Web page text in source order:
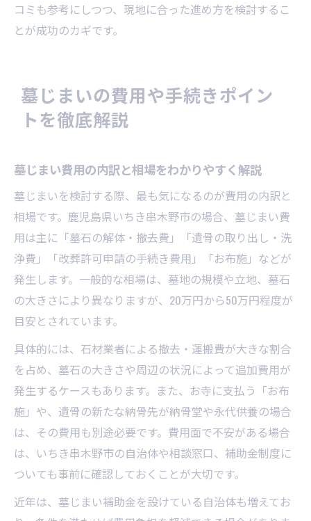
コミも参考にしつつ、現地に合った進め方を検討するこ
とが成功のカギです。
墓じまいの費用や手続きポイン
トを徹底解説
墓じまい費用の内訳と相場をわかりやすく解説
墓じまいを検討する際、最も気になるのが費用の内訳と
相場です。鹿児島県いちき串木野市の場合、墓じまい費
用は主に「墓石の解体・撤去費」「遺骨の取り出し・洗
浄費」「改葬許可申請の手続き費用」「お布施」などが
発生します。一般的な相場は、墓地の規模や立地、墓石
の大きさにより異なりますが、20万円から50万円程度が
目安とされています。
具体的には、石材業者による撤去・運搬費が大きな割合
を占め、墓石の大きさや周辺の状況によって追加費用が
発生するケースもあります。また、お寺に支払う「お布
施」や、遺骨の新たな納骨先が納骨堂や永代供養の場合
は、その費用も別途必要です。費用面で不安がある場合
は、いちき串木野市の自治体や相談窓口、補助金制度に
ついても事前に確認しておくことが大切です。
近年は、墓じまい補助金を設けている自治体も増えてお